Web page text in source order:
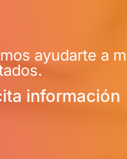
ayudarte a
información